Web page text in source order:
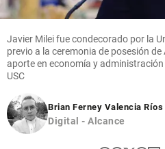
Cita
Textual
share
Javier Milei fue condecorado por la
previo a la ceremonia de posesión
aporte en economía y
USC
Brian Ferney Valencia Ríos
Digital - Alcance